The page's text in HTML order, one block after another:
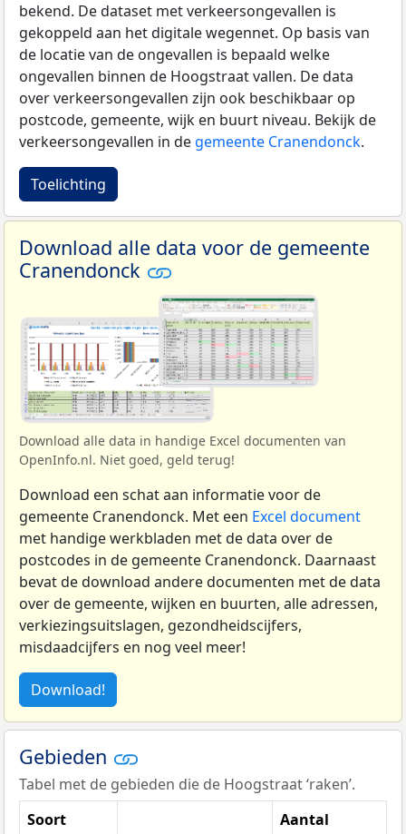
bekend. De dataset met verkeersongevallen is
gekoppeld aan het digitale wegennet. Op basis van
de locatie van de ongevallen is bepaald welke
ongevallen binnen de Hoogstraat vallen. De data
over verkeersongevallen zijn ook beschikbaar op
postcode, gemeente, wijk en buurt niveau. Bekijk de
verkeersongevallen in de gemeente Cranendonck.
Toelichting
Download alle data voor de gemeente
Cranendonck
Download alle data in handige Excel documenten van
OpenInfo.nl. Niet goed, geld terug!
Download een schat aan informatie voor de
gemeente Cranendonck. Met een Excel document
met handige werkbladen met de data over de
postcodes in de gemeente Cranendonck. Daarnaast
bevat de download andere documenten met de data
over de gemeente, wijken en buurten, alle adressen,
verkiezingsuitslagen, gezondheidscijfers,
misdaadcijfers en nog veel meer!
Download!
Gebieden
Tabel met de gebieden die de Hoogstraat ‘raken’.
Soort
Aantal